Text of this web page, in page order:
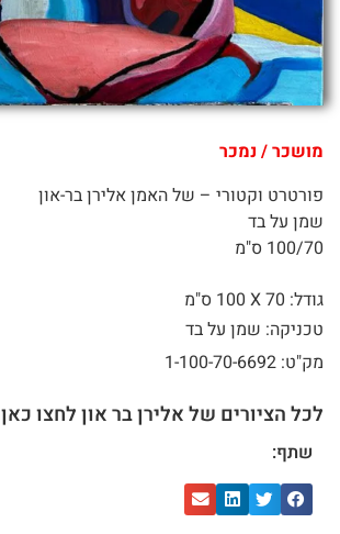
מושכר / נמכר
פורטרט וקטורי – של האמן אלירן בר-און
שמן על בד
100/70 ס"מ
גודל: 70 X
100 ס"מ
טכניקה: שמן על בד
מק"ט: 1-100-70-6692
לכל הציורים של אלירן בר און לחצו כאן
שתף: